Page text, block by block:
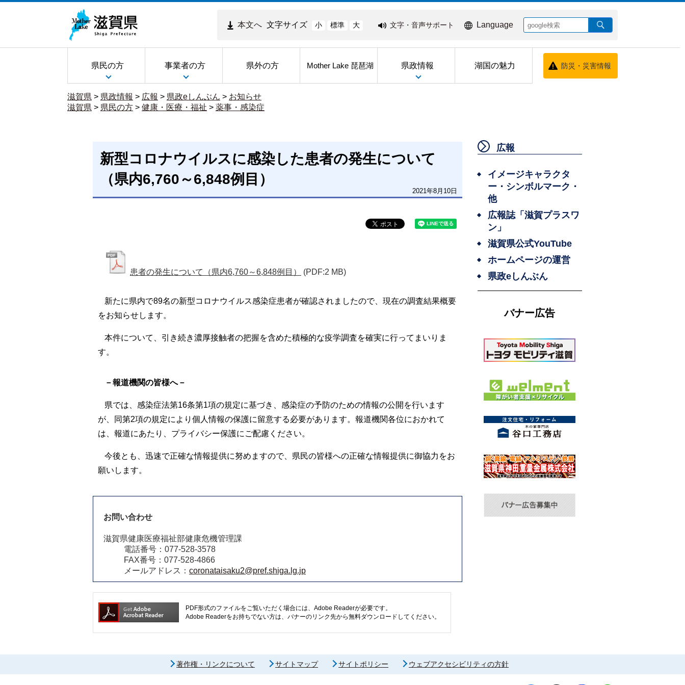
本文へ 文字サイズ 小 標準 大 文字・音声サポート Language
県民の方 事業者の方 県外の方 Mother Lake 琵琶湖 県政情報 湖国の魅力 防災・災害情報
滋賀県 > 県政情報 > 広報 > 県政eしんぶん > お知らせ
滋賀県 > 県民の方 > 健康・医療・福祉 > 薬事・感染症
新型コロナウイルスに感染した患者の発生について
（県内6,760～6,848例目）
2021年8月10日
患者の発生について（県内6,760～6,848例目） (PDF:2 MB)
新たに県内で89名の新型コロナウイルス感染症患者が確認されましたので、現在の調査結果概要
をお知らせします。
本件について、引き続き濃厚接触者の把握を含めた積極的な疫学調査を確実に行ってまいりま
す。
－報道機関の皆様へ－
県では、感染症法第16条第1項の規定に基づき、感染症の予防のための情報の公開を行います
が、同第2項の規定により個人情報の保護に留意する必要があります。報道機関各位におかれて
は、報道にあたり、プライバシー保護にご配慮ください。
今後とも、迅速で正確な情報提供に努めますので、県民の皆様への正確な情報提供に御協力をお
願いします。
お問い合わせ
滋賀県健康医療福祉部健康危機管理課
電話番号：077-528-3578
FAX番号：077-528-4866
メールアドレス： coronataisaku2@pref.shiga.lg.jp
PDF形式のファイルをご覧いただく場合には、Adobe Readerが必要です。
Adobe Readerをお持ちでない方は、バナーのリンク先から無料ダウンロードしてください。
広報
イメージキャラクタ
ー・シンボルマーク・
他
広報誌「滋賀プラスワ
ン」
滋賀県公式YouTube
ホームページの運営
県政eしんぶん
バナー広告
著作権・リンクについて サイトマップ サイトポリシー ウェブアクセシビリティの方針